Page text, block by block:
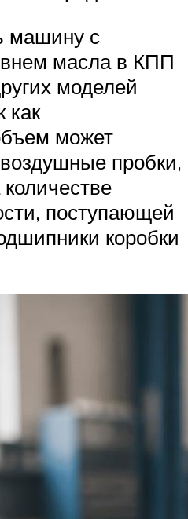
машину с
масла в КПП
моделей
как
может
пробки,
поступающей
коробки